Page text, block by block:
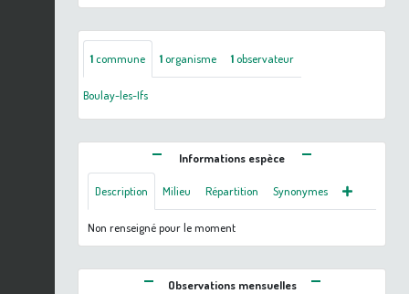
1commune 1organisme 1observateur
Boulay-les-Ifs
Informations espèce
Description Milieu Répartition Synonymes
Non renseigné pour le moment
Observations mensuelles